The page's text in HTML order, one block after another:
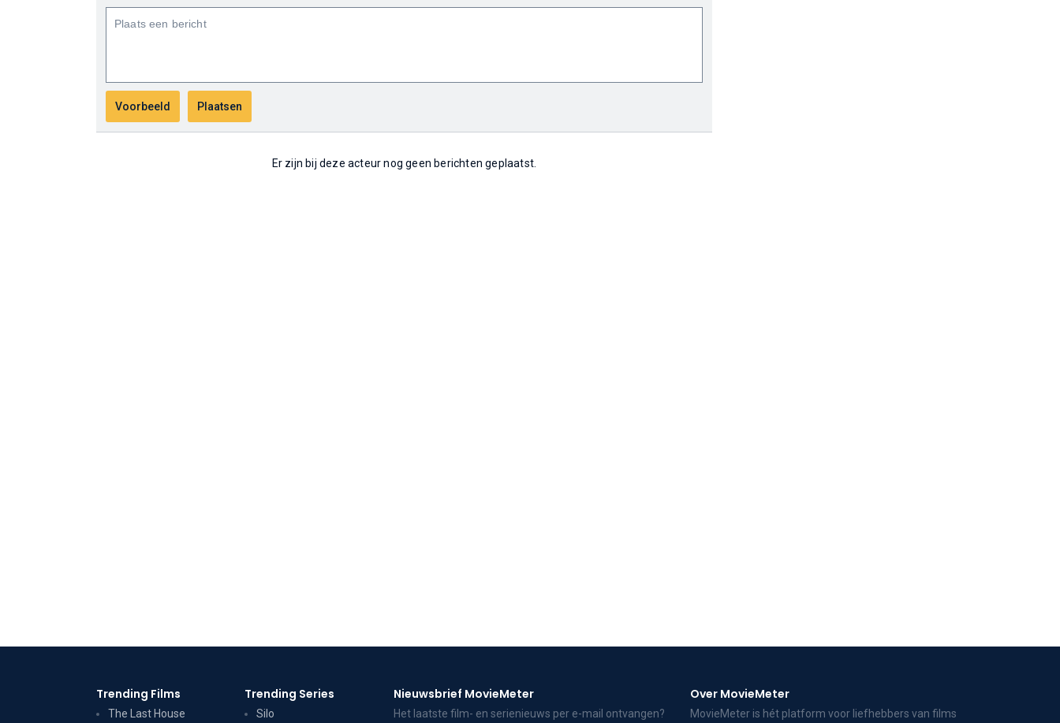
Er zijn bij deze acteur nog geen berichten geplaatst.
Trending Films
The Last House
Trending Series
Silo
Nieuwsbrief MovieMeter
Het laatste film- en serienieuws per e-mail ontvangen?
Over MovieMeter
MovieMeter is hét platform voor liefhebbers van films